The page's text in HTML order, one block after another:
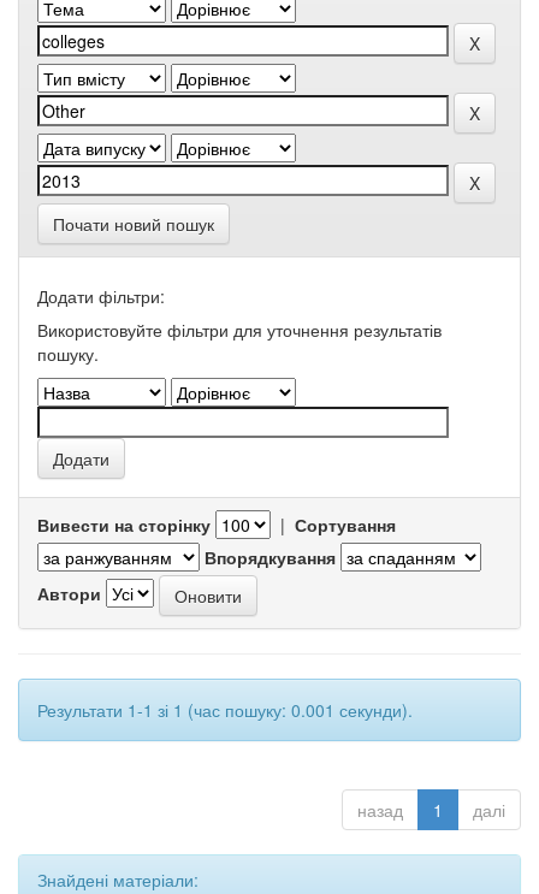
Почати новий пошук
Додати фільтри:
Використовуйте фільтри для уточнення результатів
пошуку.
Вивести на сторінку | Сортування
Впорядкування
Автори
Результати 1-1 зі 1 (час пошуку: 0.001 секунди).
назад 1 далі
Знайдені матеріали: